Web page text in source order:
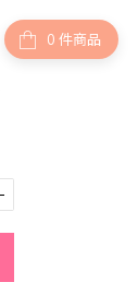
件商品